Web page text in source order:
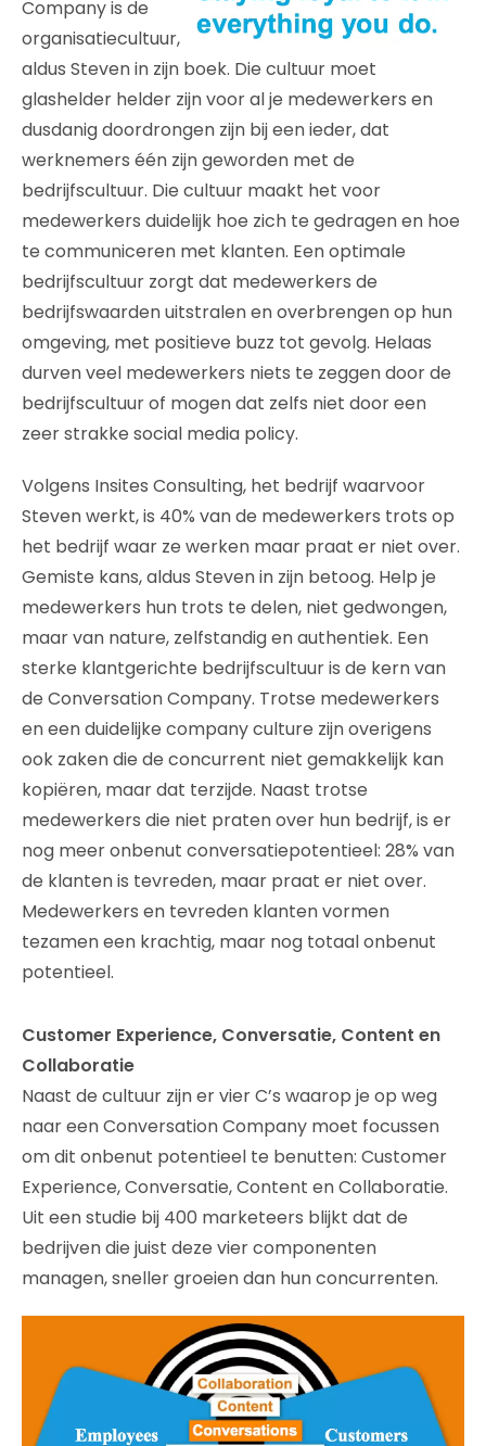
Company is de
organisatiecultuur,
aldus Steven in zijn boek. Die cultuur moet
glashelder helder zijn voor al je medewerkers en
dusdanig doordrongen zijn bij een ieder, dat
werknemers één zijn geworden met de
bedrijfscultuur. Die cultuur maakt het voor
medewerkers duidelijk hoe zich te gedragen en hoe
te communiceren met klanten. Een optimale
bedrijfscultuur zorgt dat medewerkers de
bedrijfswaarden uitstralen en overbrengen op hun
omgeving, met positieve buzz tot gevolg. Helaas
durven veel medewerkers niets te zeggen door de
bedrijfscultuur of mogen dat zelfs niet door een
zeer strakke social media policy.
Volgens Insites Consulting, het bedrijf waarvoor
Steven werkt, is 40% van de medewerkers trots op
het bedrijf waar ze werken maar praat er niet over.
Gemiste kans, aldus Steven in zijn betoog. Help je
medewerkers hun trots te delen, niet gedwongen,
maar van nature, zelfstandig en authentiek. Een
sterke klantgerichte bedrijfscultuur is de kern van
de Conversation Company. Trotse medewerkers
en een duidelijke company culture zijn overigens
ook zaken die de concurrent niet gemakkelijk kan
kopiëren, maar dat terzijde. Naast trotse
medewerkers die niet praten over hun bedrijf, is er
nog meer onbenut conversatiepotentieel: 28% van
de klanten is tevreden, maar praat er niet over.
Medewerkers en tevreden klanten vormen
tezamen een krachtig, maar nog totaal onbenut
potentieel.
Customer Experience, Conversatie, Content en
Collaboratie
Naast de cultuur zijn er vier C’s waarop je op weg
naar een Conversation Company moet focussen
om dit onbenut potentieel te benutten: Customer
Experience, Conversatie, Content en Collaboratie.
Uit een studie bij 400 marketeers blijkt dat de
bedrijven die juist deze vier componenten
managen, sneller groeien dan hun concurrenten.